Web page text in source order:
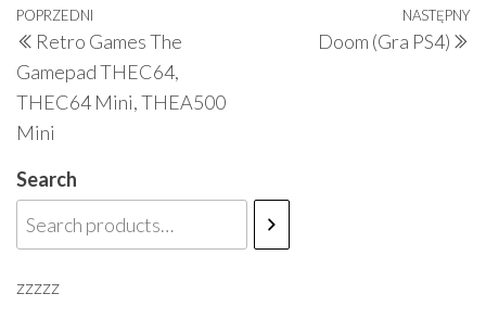
Nawigacja
wpisu
Poprzedni
wpis
POPRZEDNI
Retro Games The
Gamepad THEC64,
THEC64 Mini, THEA500
Mini
NASTĘPNY
Doom (Gra PS4)
Search
zzzzz